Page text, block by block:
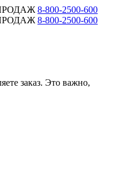
8-800-2500-600
8-800-2500-600
заказ. Это важно,